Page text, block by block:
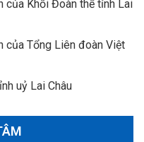
của Khối Đoàn thể tỉnh Lai
của Tổng Liên đoàn Việt
uỷ Lai Châu